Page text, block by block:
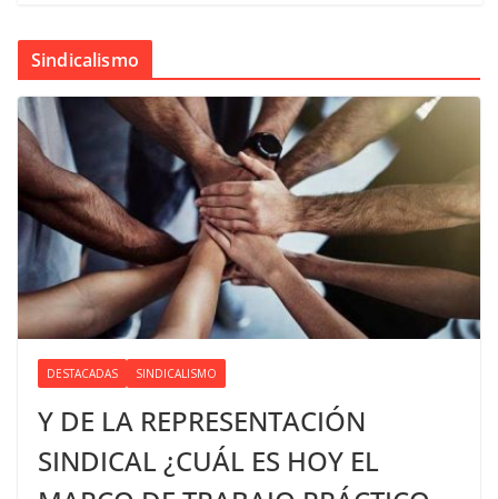
Sindicalismo
DESTACADAS SINDICALISMO
Y DE LA REPRESENTACIÓN
SINDICAL ¿CUÁL ES HOY EL